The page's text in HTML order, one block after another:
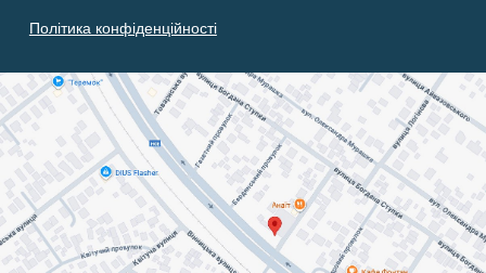
Політика конфіденційності